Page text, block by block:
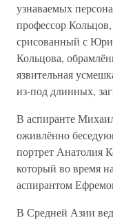
узнаваемых
профессор Кольцов,
срисованный с
Кольцова,
язвительная
из-под длинных,
В аспиранте
оживлённо
портрет Анатолия
который во время
аспирантом
В Средней Азии